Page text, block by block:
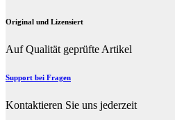
Original und Lizensiert
Auf Qualität geprüfte Artikel
Support bei Fragen
Kontaktieren Sie uns jederzeit